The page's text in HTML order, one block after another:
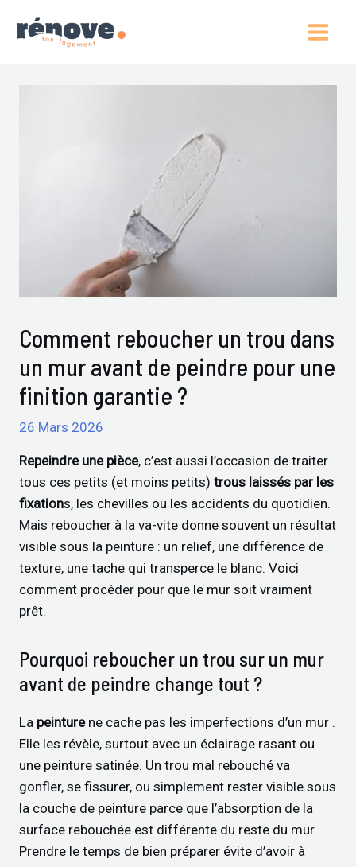
Main
Comment reboucher un trou dans
un mur avant de peindre pour une
finition garantie ?
26 Mars 2026
Repeindre une pièce, c’est aussi l’occasion de traiter
tous ces petits (et moins petits)trous laissés par les
fixations, les chevilles ou les accidents du quotidien.
Mais reboucher à la va-vite donne souvent un résultat
visible sous la peinture : un relief, une différence de
texture, une tache qui transperce le blanc. Voici
comment procéder pour que le mur soit vraiment
prêt.
Pourquoi reboucher un trou sur un mur
avant de peindre change tout ?
La peinturene cache pas les imperfections d’un mur .
Elle les révèle, surtout avec un éclairage rasant ou
une peinture satinée. Un trou mal rebouché va
gonfler, se fissurer, ou simplement rester visible sous
la couche de peinture parce que l’absorption de la
surface rebouchée est différente du reste du mur.
Prendre le temps de bien préparer évite d’avoir à
Navigation